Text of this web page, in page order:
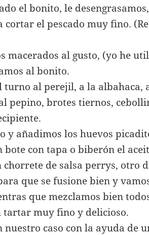
el bonito, le
cortar el pescado muy fino.
macerados al gusto, (yo he
al bonito.
turno al perejil, a la albahaca,
pepino, brotes tiernos,
y añadimos los huevos
bote con tapa o biberón el
chorrete de salsa perrys, otro
que se fusione bien y
que mezclamos bien
tartar muy fino y delicioso.
nuestro caso con la ayuda de